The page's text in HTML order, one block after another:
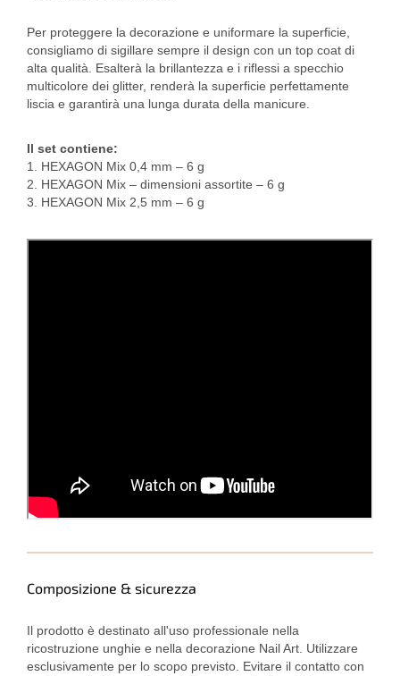
Per proteggere la decorazione e uniformare la superficie,
consigliamo di sigillare sempre il design con un top coat di
alta qualità. Esalterà la brillantezza e i riflessi a specchio
multicolore dei glitter, renderà la superficie perfettamente
liscia e garantirà una lunga durata della manicure.
Il set contiene:
1. HEXAGON Mix 0,4 mm – 6 g
2. HEXAGON Mix – dimensioni assortite – 6 g
3. HEXAGON Mix 2,5 mm – 6 g
Composizione & sicurezza
Il prodotto è destinato all'uso professionale nella
ricostruzione unghie e nella decorazione Nail Art. Utilizzare
esclusivamente per lo scopo previsto. Evitare il contatto con